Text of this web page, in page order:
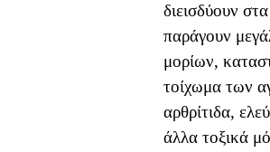
διεισδύουν
παράγουν
μορίων,
τοίχωμα των
αρθρίτιδα,
άλλα τοξικά